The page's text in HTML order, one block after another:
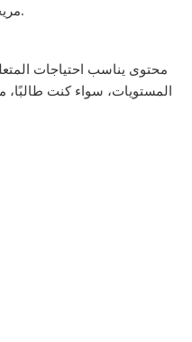
مريحًا وممتعًا لجميع المستخدمين.
المستويات، سواء كنت طالبًا،